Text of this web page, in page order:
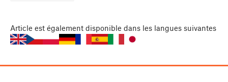
Article est également disponible dans les langues suivantes